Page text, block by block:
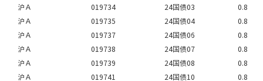
沪Ａ
019734 24国债03
0.8
沪Ａ
019735 24国债04
0.8
沪Ａ
019737 24国债06
0.8
沪Ａ
019738 24国债07
0.8
沪Ａ
019739 24国债08
0.8
沪Ａ
019741 24国债10
0.8